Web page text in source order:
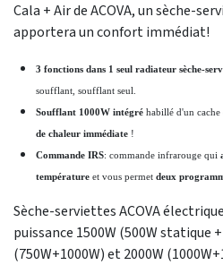
Cala + Air de ACOVA, un sèche-
apportera un confort immédiat!
3 fonctions dans 1 seul radiateur sèche-
soufflant, soufflant seul.
Soufflant 1000W intégré habillé d'un cache
de chaleur immédiate !
Commande IRS: commande infrarouge qui
température et vous permet deux
Sèche-serviettes ACOVA
puissance 1500W (500W statique
(750W+1000W) et 2000W